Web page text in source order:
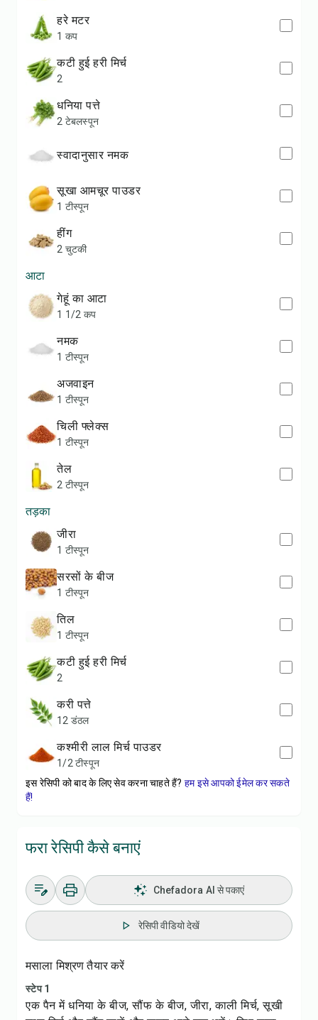
हरे मटर
1 कप
कटी हुई हरी मिर्च
2
धनिया पत्ते
2 टेबलस्पून
स्वादानुसार नमक
सूखा आमचूर पाउडर
1 टीस्पून
हींग
2 चुटकी
आटा
गेहूं का आटा
1 1/2 कप
नमक
1 टीस्पून
अजवाइन
1 टीस्पून
चिली फ्लेक्स
1 टीस्पून
तेल
2 टीस्पून
तड़का
जीरा
1 टीस्पून
सरसों के बीज
1 टीस्पून
तिल
1 टीस्पून
कटी हुई हरी मिर्च
2
करी पत्ते
12 डंठल
कश्मीरी लाल मिर्च पाउडर
1/2 टीस्पून
इस रेसिपी को बाद के लिए सेव करना चाहते हैं? हम इसे आपको ईमेल कर सकते
हैं!
फरा रेसिपी कैसे बनाएं
Chefadora AI से पकाएं
रेसिपी वीडियो देखें
मसाला मिश्रण तैयार करें
स्टेप 1
एक पैन में धनिया के बीज, सौंफ के बीज, जीरा, काली मिर्च, सूखी